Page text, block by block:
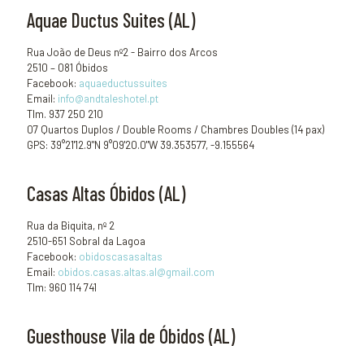
Aquae Ductus Suites (AL)
Rua João de Deus nº2 - Bairro dos Arcos
2510 – 081 Óbidos
Facebook: aquaeductussuites
Email: info@andtaleshotel.pt
Tlm. 937 250 210
07 Quartos Duplos / Double Rooms / Chambres Doubles (14 pax)
GPS: 39°21'12.9"N 9°09'20.0"W 39.353577, -9.155564
Casas Altas Óbidos (AL)
Rua da Biquita, nº 2
2510-651 Sobral da Lagoa
Facebook: obidoscasasaltas
Email: obidos.casas.altas.al@gmail.com
Tlm: 960 114 741
Guesthouse Vila de Óbidos (AL)